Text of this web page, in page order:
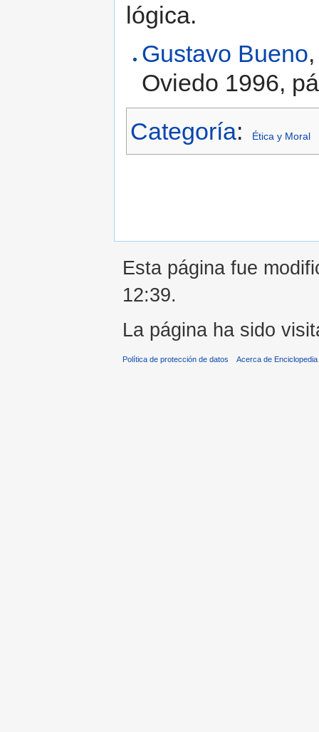
lógica.
Gustavo Bueno
Oviedo 1996,
Categoría: Ética y Moral
Esta página fue
12:39.
La página ha sido
Política de protección de datos Acerca de